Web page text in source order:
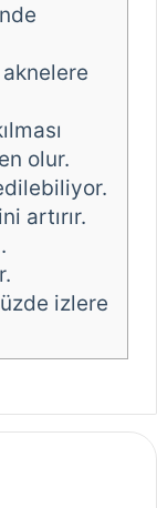
olur.
artırır.
izlere